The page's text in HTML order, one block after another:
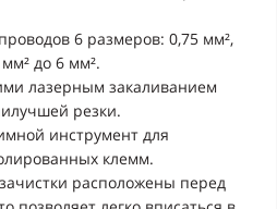
6 размеров: 0,75 мм²,
до 6 мм².
лазерным закаливанием
резки.
инструмент для
клемм.
расположены перед